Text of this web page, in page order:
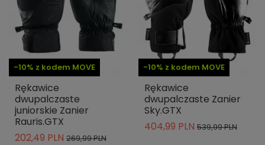
-10% z kodem MOVE
Rękawice
dwupalczaste
juniorskie Zanier
Rauris.GTX
202,49 PLN 269,99 PLN
-10% z kodem MOVE
Rękawice
dwupalczaste Zanier
Sky.GTX
404,99 PLN 539,99 PLN